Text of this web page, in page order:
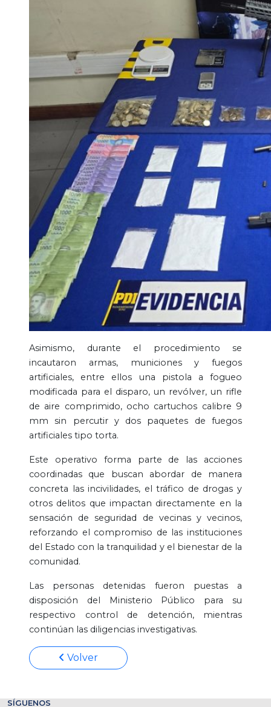
Asimismo, durante el procedimiento se
incautaron armas, municiones y fuegos
artificiales, entre ellos una pistola a fogueo
modificada para el disparo, un revólver, un rifle
de aire comprimido, ocho cartuchos calibre 9
mm sin percutir y dos paquetes de fuegos
artificiales tipo torta.
Este operativo forma parte de las acciones
coordinadas que buscan abordar de manera
concreta las incivilidades, el tráfico de drogas y
otros delitos que impactan directamente en la
sensación de seguridad de vecinas y vecinos,
reforzando el compromiso de las instituciones
del Estado con la tranquilidad y el bienestar de la
comunidad.
Las personas detenidas fueron puestas a
disposición del Ministerio Público para su
respectivo control de detención, mientras
continúan las diligencias investigativas.
Volver
SÍGUENOS